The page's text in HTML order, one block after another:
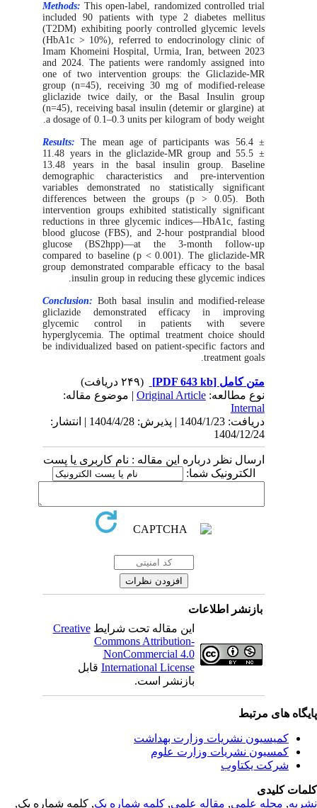
Methods: This open-label, randomized controlled trial
included 90 patients with type 2 diabetes mellitus
(T2DM) exhibiting poorly controlled glycemic levels
(HbA1c > 10%), referred to endocrinology clinic of
Imam Khomeini Hospital, Urmia, Iran, between 2023
and 2024. The patients were randomly assigned into
one of two intervention groups: the Gliclazide-MR
group (n=45), receiving 30 mg of modified-release
gliclazide twice daily, or the Basal Insulin group
(n=45), receiving basal insulin (detemir or glargine) at
a dosage of 0.1–0.3 units per kilogram of body weight.
Results: The mean age of participants was 56.4 ±
11.48 years in the gliclazide-MR group and 55.5 ±
13.48 years in the basal insulin group. Baseline
demographic characteristics and pre-intervention
variables demonstrated no statistically significant
differences between the groups (p > 0.05). Both
intervention groups exhibited statistically significant
reductions in three glycemic indices—HbA1c, fasting
blood glucose (FBS), and 2-hour postprandial blood
glucose (BS2hpp)—at the 3-month follow-up
compared to baseline (p < 0.001). The gliclazide-MR
group demonstrated comparable efficacy to the basal
insulin group in reducing these glycemic indices.
Conclusion: Both basal insulin and modified-release
gliclazide demonstrated efficacy in improving
glycemic control in patients with severe
hyperglycemia. The optimal treatment choice should
be individualized based on patient-specific factors and
treatment goals.
متن کامل[PDF 643 kb]
نوع مطالعه:Original Article| موضوع مقاله:
Internal
دریافت: 1404/1/23 | پذیرش: 1404/4/28 | انتشار:
1404/12/24
ارسال نظر درباره این مقاله : نام کاربری یا پست
الکترونیک شما:
بازنشر اطلاعات
این مقاله تحت شرایطCreative
Commons Attribution-
NonCommercial 4.0
International Licenseقابل
بازنشر است.
های مرتبط
کمیسیون نشریات وزارت بهداشت
کمسیون نشریات وزارت علوم
شرکت یکتاوب
کلیدی
,مجله علمی, مقاله علمی, کلمه شماره یک, کلمه شماره یک,